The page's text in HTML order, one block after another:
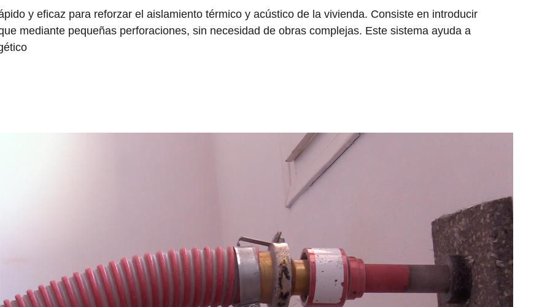
y eficaz para reforzar el aislamiento térmico y acústico de la vivienda. Consiste en introducir
mediante pequeñas perforaciones, sin necesidad de obras complejas. Este sistema ayuda a